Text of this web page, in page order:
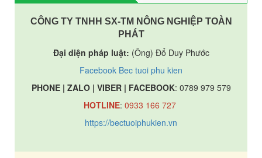
CÔNG TY TNHH SX-TM NÔNG NGHIỆP TOÀN
PHÁT
Đại diện pháp luật: (Ông) Đổ Duy Phước
Facebook Bec tuoi phu kien
PHONE | ZALO | VIBER | FACEBOOK: 0789 979 579
HOTLINE: 0933 166 727
https://bectuoiphukien.vn